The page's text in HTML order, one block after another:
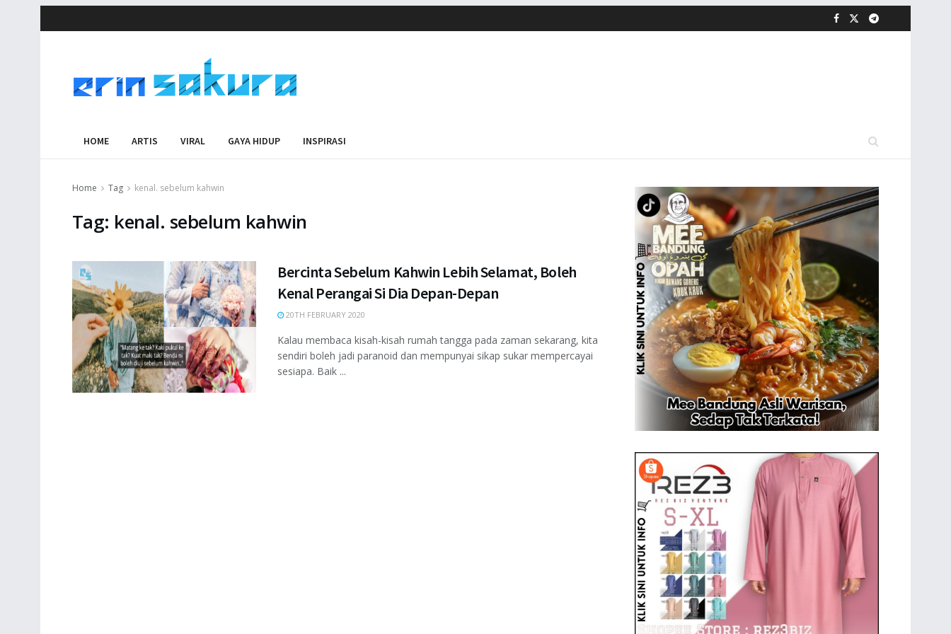
HOME ARTIS VIRAL GAYA HIDUP INSPIRASI
Home Tag kenal. sebelum kahwin
Tag: kenal. sebelum kahwin
Bercinta Sebelum Kahwin Lebih Selamat, Boleh
Kenal Perangai Si Dia Depan-Depan
20TH FEBRUARY 2020
Kalau membaca kisah-kisah rumah tangga pada zaman sekarang, kita
sendiri boleh jadi paranoid dan mempunyai sikap sukar mempercayai
sesiapa. Baik ...